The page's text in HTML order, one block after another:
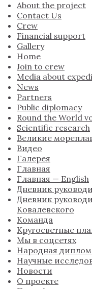
About the project
Contact Us
Crew
Financial support
Gallery
Home
Join to crew
Media about
News
Partners
Public diplomacy
Round the World
Scientific research
Великие
Видео
Галерея
Главная
Главная — English
Дневник
Дневник
Ковалевского
Команда
Кругосветные
Мы в соцсетях
Народная
Научные
Новости
О проекте